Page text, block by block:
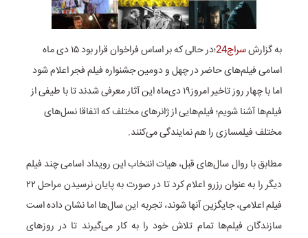
به گزارشسراج24
؛در حالی که بر اساس فراخوان قرار بود ۱۵ دی ماه
اسامی فیلم‌های حاضر در چهل و دومین جشنواره فیلم فجر اعلام شود
اما با چهار روز تاخیر امروز۱۹ دی‌ماه این آثار معرفی شدند تا با طیفی از
فیلم‌ها آشنا شویم؛ فیلم‌هایی از ژانرهای مختلف که اتفاقا نسل‌های
مختلف فیلمسازی را هم نمایندگی می‌کنند.
مطابق با روال سال‌های قبل، هیات انتخاب این رویداد اسامی چند فیلم
دیگر را به عنوان رزرو اعلام کرد تا در صورت به پایان نرسیدن مراحل ۲۲
فیلم‌ اعلامی، جایگزین آنها شوند، تجربه‌ این سال‌ها اما نشان داده است
سازندگان فیلم‌ها تمام تلاش خود را به کار می‌گیرند تا در روزهای